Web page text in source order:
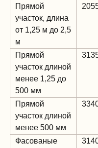
Прямой
участок, длина
от 1,25 м до 2,5
м
Прямой
участок длиной
менее 1,25 до
500 мм
Прямой
участок длиной
менее 500 мм
Фасованые